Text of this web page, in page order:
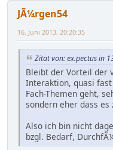
JÃ¼rgen54
16. Juni 2013, 20:20:35
Zitat von: ex.pectus in
Bleibt der Vorteil der
Interaktion, quasi
Fach-Themen geht,
sondern eher dass
Also ich bin nicht
bzgl. Bedarf,